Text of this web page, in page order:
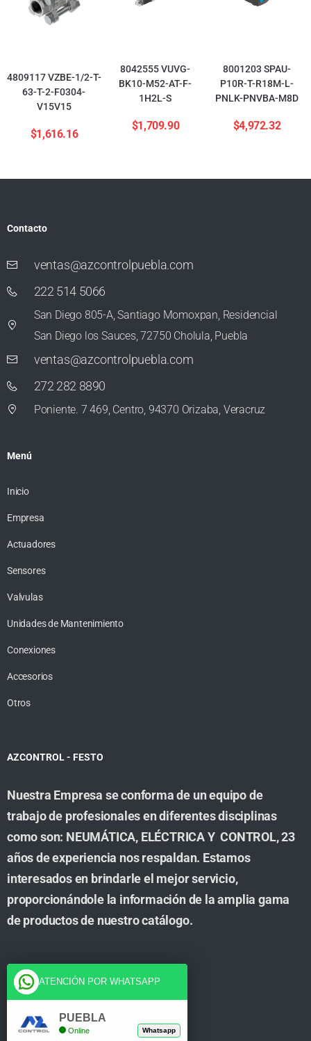
4809117 VZBE-1/2-T-
63-T-2-F0304-
V15V15
$1,616.16
8042555 VUVG-
BK10-M52-AT-F-
1H2L-S
$1,709.90
8001203 SPAU-
P10R-T-R18M-L-
PNLK-PNVBA-M8D
$4,972.32
Contacto
ventas@azcontrolpuebla.com
222 514 5066
San Diego 805-A, Santiago Momoxpan, Residencial
San Diego los Sauces, 72750 Cholula, Puebla
ventas@azcontrolpuebla.com
272 282 8890
Poniente. 7 469, Centro, 94370 Orizaba, Veracruz
Menú
Inicio
Empresa
Actuadores
Sensores
Valvulas
Unidades de Mantenimiento
Conexiones
Accesorios
Otros
AZCONTROL - FESTO
Nuestra Empresa se conforma de un equipo de
trabajo de profesionales en diferentes disciplinas
como son: NEUMÁTICA, ELÉCTRICA Y CONTROL, 23
años de experiencia nos respaldan. Estamos
interesados en brindarle el mejor servicio,
proporcionándole la información de la amplia gama
de productos de nuestro catálogo.
Cuenta
Tienda
ATENCIÓN POR WHATSAPP
PUEBLA
Online Whatsapp